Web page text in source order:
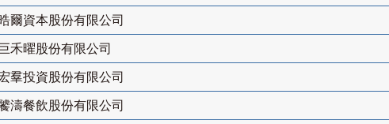
爾資本股份有限公司
巨禾曜股份有限公司
羣投資股份有限公司
濤餐飲股份有限公司